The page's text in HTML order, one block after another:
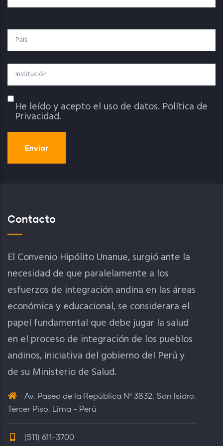
País
Institución
Política De Privacidad
He leído y acepto el uso de datos. Política de
Privacidad.
Contacto
El Convenio Hipólito Unanue, surgió ante la
necesidad de que paralelamente a los
esfuerzos de integración andina en las áreas
económica y educacional, se considerara el
papel fundamental que debe jugar la salud
en el proceso de integración de los pueblos
andinos, iniciativa del gobierno del Perú y
de su Ministerio de Salud.
Av. Paseo de la República Nº 3832, San Isidro.
Tercer Piso. Lima - Perú
(511) 611-3700